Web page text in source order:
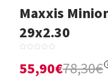
Maxxis
29x2.30
55,90€78,30€